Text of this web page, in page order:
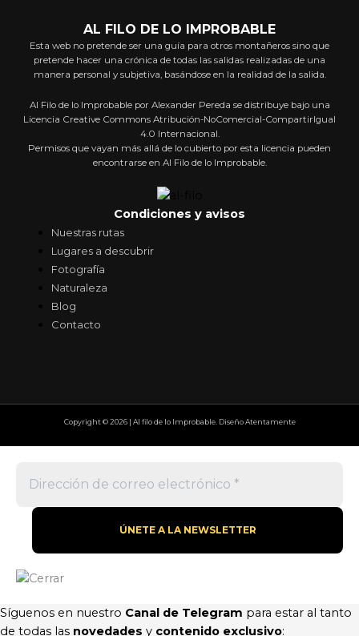
AL FILO DE LO IMPROBABLE
Esta web no pretende ser una guía para otros montañeros sino que
pretende hacer una crónica de todas las salidas realizadas de una
manera personal y subjetiva, basándose en la realidad de la salida.
Al Filo de lo Improbable por Alexander Pereda se distribuye bajo una
Licencia Creative Commons Atribución-NoComercial-CompartirIgual
4.0 Internacional.
Permisos que vayan más allá de lo cubierto por esta licencia pueden
encontrarse en Al Filo de lo Improbable.
Condiciones y avisos
Nuestras rutas
Lugares a descubrir
Fotografía
Naturaleza
Blog
Contacto
Copyright © 2026 | Al filo de lo Improbable. Diseño Atentamente
Síguenos en nuestro Canal de Telegram para estar al tanto
de todas las novedades y contenido exclusivo: